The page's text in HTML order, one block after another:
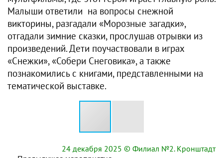
Малыши ответили на вопросы снежной
викторины, разгадали «Морозные загадки»,
отгадали зимние сказки, прослушав отрывки из
произведений. Дети поучаствовали в играх
«Снежки», «Собери Снеговика», а также
познакомились с книгами, представленными на
тематической выставке.
24 декабря 2025 © Филиал №2. Кронштадт